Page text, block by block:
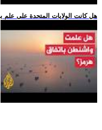
.. هل كانت الولايات المتحدة على علم